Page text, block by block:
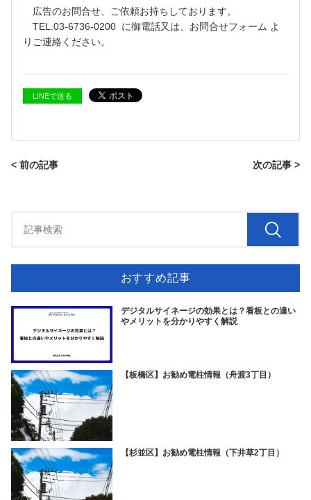
広告のお問合せ、ご依頼お持ちしております。
TEL.03-6736-0200 に御電話又は、お問合せフォーム よ
りご連絡ください。
LINEで送る
< 前の記事 次の記事 >
おすすめ記事
デジタルサイネージの効果とは？看板との違い
やメリットを分かりやすく解説
【板橋区】お勧め電柱情報（舟渡3丁目）
【杉並区】お勧め電柱情報（下井草2丁目）